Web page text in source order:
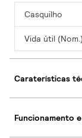
Casquilho
Vida útil (Nom.)
Caraterísticas
Funcionamento